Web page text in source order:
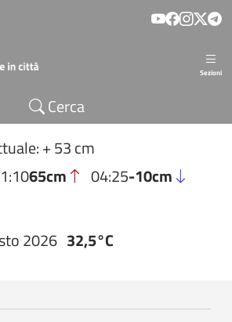
Sezioni
Cerca
+ 53 cm
65cm 04:25-10cm
2026 32,5°C